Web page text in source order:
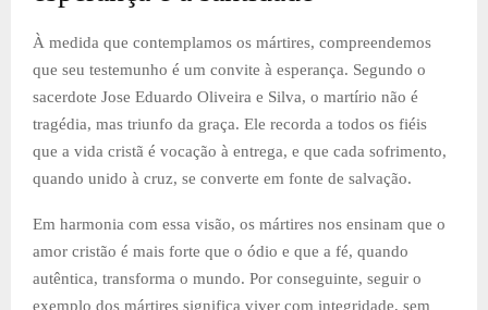
À medida que contemplamos os mártires, compreendemos
que seu testemunho é um convite à esperança. Segundo o
sacerdote Jose Eduardo Oliveira e Silva, o martírio não é
tragédia, mas triunfo da graça. Ele recorda a todos os fiéis
que a vida cristã é vocação à entrega, e que cada sofrimento,
quando unido à cruz, se converte em fonte de salvação.
Em harmonia com essa visão, os mártires nos ensinam que o
amor cristão é mais forte que o ódio e que a fé, quando
autêntica, transforma o mundo. Por conseguinte, seguir o
exemplo dos mártires significa viver com integridade, sem